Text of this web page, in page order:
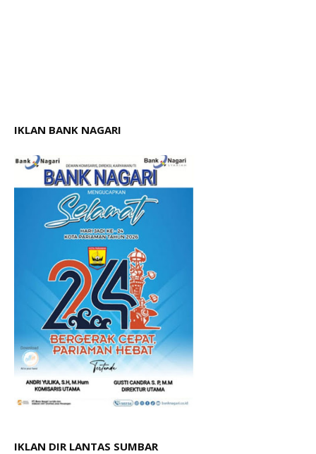
IKLAN BANK NAGARI
IKLAN DIR LANTAS SUMBAR